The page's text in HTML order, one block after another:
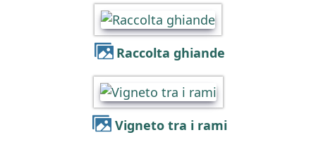
Raccolta ghiande
Vigneto tra i rami